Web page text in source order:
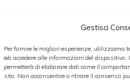
Gestisci
Per fornire le migliori esperienze, utilizziamo
e/o accedere alle informazioni del dispositivo.
permetterà di elaborare dati come il
sito. Non acconsentire o ritirare il consenso